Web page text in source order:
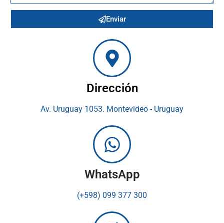
Enviar
Dirección
Av. Uruguay 1053. Montevideo - Uruguay
WhatsApp
(+598) 099 377 300